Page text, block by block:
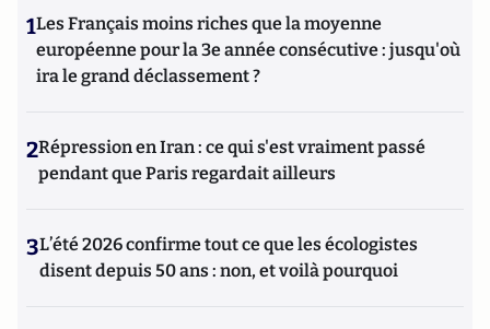
1Les Français moins riches que la moyenne
européenne pour la 3e année consécutive : jusqu'où
ira le grand déclassement ?
2Répression en Iran : ce qui s'est vraiment passé
pendant que Paris regardait ailleurs
3L’été 2026 confirme tout ce que les écologistes
disent depuis 50 ans : non, et voilà pourquoi